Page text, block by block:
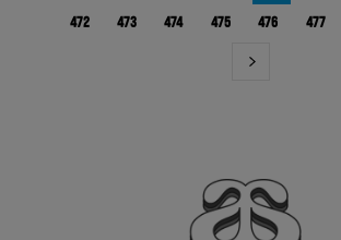
472 473 474 475 476 477